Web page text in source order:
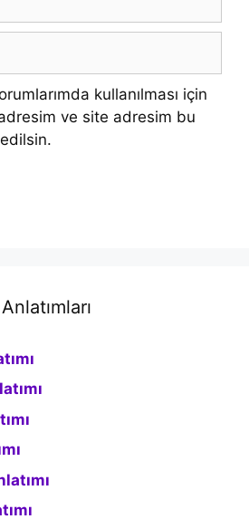
kullanılması için
ve site adresim bu